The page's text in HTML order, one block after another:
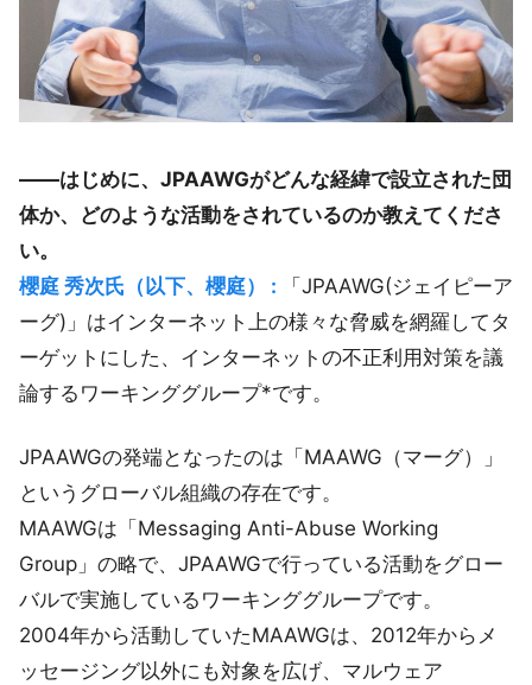
――はじめに、JPAAWGがどんな経緯で設立された団
体か、どのような活動をされているのか教えてくださ
い。
櫻庭 秀次氏（以下、櫻庭） :
「JPAAWG(ジェイピーア
ーグ)」はインターネット上の様々な脅威を網羅してタ
ーゲットにした、インターネットの不正利用対策を議
論するワーキンググループ*です。
JPAAWGの発端となったのは「MAAWG（マーグ）」
というグローバル組織の存在です。
MAAWGは「Messaging Anti-Abuse Working
Group」の略で、JPAAWGで行っている活動をグロー
バルで実施しているワーキンググループです。
2004年から活動していたMAAWGは、2012年からメ
ッセージング以外にも対象を広げ、マルウェア